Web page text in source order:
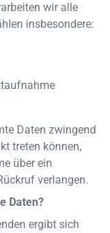
wir alle
insbesondere:
Daten zwingend
treten können,
über ein
verlangen.
Daten?
ergibt sich